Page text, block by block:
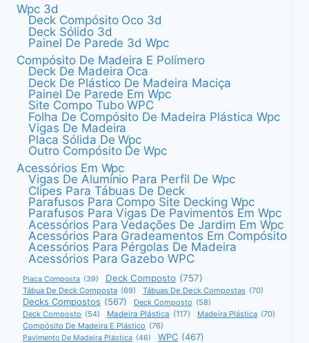
Wpc 3d
Deck Compósito Oco 3d
Deck Sólido 3d
Painel De Parede 3d Wpc
Compósito De Madeira E Polímero
Deck De Madeira Oca
Deck De Plástico De Madeira Maciça
Painel De Parede Em Wpc
Site Compo Tubo WPC
Folha De Compósito De Madeira Plástica Wpc
Vigas De Madeira
Placa Sólida De Wpc
Outro Compósito De Wpc
Acessórios Em Wpc
Vigas De Alumínio Para Perfil De Wpc
Clipes Para Tábuas De Deck
Parafusos Para Compo Site Decking Wpc
Parafusos Para Vigas De Pavimentos Em Wpc
Acessórios Para Vedações De Jardim Em Wpc
Acessórios Para Gradeamentos Em Compósito
Acessórios Para Pérgolas De Madeira
Acessórios Para Gazebo WPC
Placa Composta (39) Deck Composto (757)
Tábua De Deck Composta (69) Tábuas De Deck Compostas (70)
Decks Compostos (567) Deck Composto (58)
Deck Composto (54) Madeira Plástica (117) Madeira Plástica (70)
Compósito De Madeira E Plástico (76)
Pavimento De Madeira Plástica (46) WPC (467)